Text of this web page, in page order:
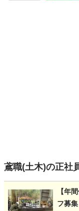
鳶職(土木)の正社
【年
フ募